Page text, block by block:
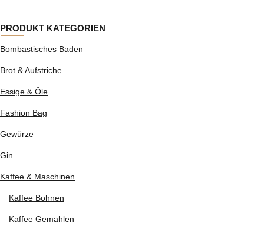
PRODUKT KATEGORIEN
Bombastisches Baden
Brot & Aufstriche
Essige & Öle
Fashion Bag
Gewürze
Gin
Kaffee & Maschinen
Kaffee Bohnen
Kaffee Gemahlen